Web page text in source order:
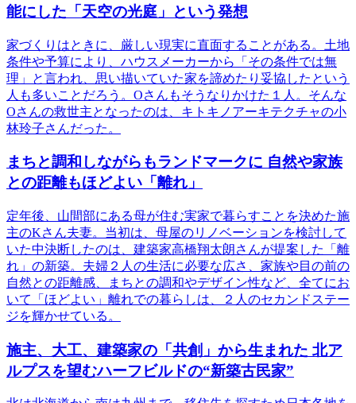
能にした「天空の光庭」という発想
家づくりはときに、厳しい現実に直面することがある。土地
条件や予算により、ハウスメーカーから「その条件では無
理」と言われ、思い描いていた家を諦めたり妥協したという
人も多いことだろう。Oさんもそうなりかけた１人。そんな
Oさんの救世主となったのは、キトキノアーキテクチャの小
林玲子さんだった。
まちと調和しながらもランドマークに 自然や家族
との距離もほどよい「離れ」
定年後、山間部にある母が住む実家で暮らすことを決めた施
主のKさん夫妻。当初は、母屋のリノベーションを検討して
いた中決断したのは、建築家高橋翔太朗さんが提案した「離
れ」の新築。夫婦２人の生活に必要な広さ、家族や目の前の
自然との距離感、まちとの調和やデザイン性など、全てにお
いて「ほどよい」離れでの暮らしは、２人のセカンドステー
ジを輝かせている。
施主、大工、建築家の「共創」から生まれた 北ア
ルプスを望むハーフビルドの“新築古民家”